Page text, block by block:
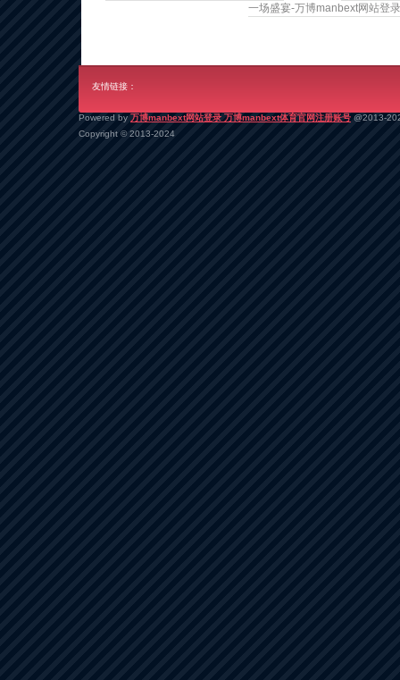
一场盛宴-万博manbext网站登
友情链接：
Powered by 万博manbext网站登录 万博manbext体育官网注册账号 @2013-
Copyright © 2013-2024